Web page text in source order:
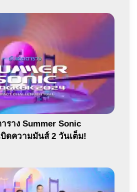
ราง Summer Sonic
บิดความมันส์ 2 วันเต็ม!